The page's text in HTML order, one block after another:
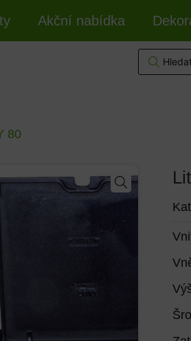
Akční nabídka
80